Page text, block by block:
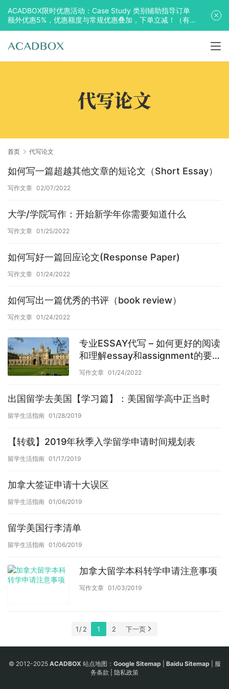
代写论文
首页 代写论文
如何写一篇超越其他文章的短论文（Short Essay）
写作文章 02/07/2022
大学/学院写作：开始新学年你需要知道什么
写作文章 01/25/2022
如何写好一篇回应论文(Response Paper)
写作文章 01/24/2022
如何写出一篇优秀的书评（book review）
写作文章 01/24/2022
专业ESSAY代写 – 如何更好的阅读
和理解essay和assignment的要
求？
写作文章 01/24/2022
出国留学去美国【学习篇】：美国留学高中正当时
留学生活指南 01/28/2019
【转载】2019年秋季入学留学申请时间规划表
留学生活指南 01/17/2019
加拿大签证申请十大误区
留学生活指南 01/06/2019
留学美国行李清单
留学生活指南 01/06/2019
加拿大留学本科转学申请注意事项
写作文章 01/03/2019
1 / 2 1 2 下一页
© 2012-2025 ACADBOX 站点地图： Google Sitemap Baidu Sitemap
服
务条款
隐私政策
ACADBOX限时优惠活动：Case Study 类别辅助指导订单
额外优惠5%，优惠额度与常规优惠叠加，下单立减！（有
效期至2025年10月31日）